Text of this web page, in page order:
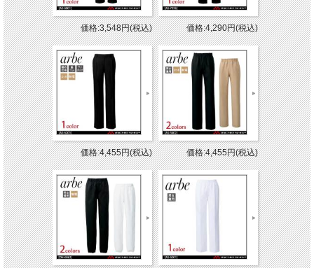
価格:3,548円(税込) 価格:4,290円(税込)
価格:4,455円(税込) 価格:4,455円(税込)